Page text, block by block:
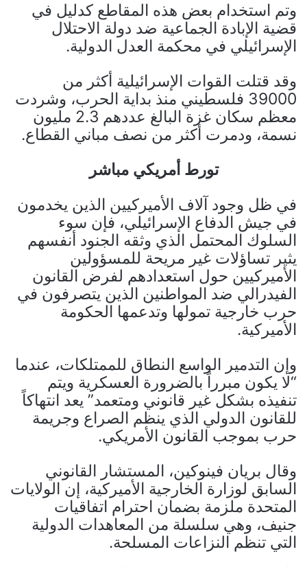
وتم استخدام بعض هذه المقاطع كدليل في
قضية الإبادة الجماعية ضد دولة الاحتلال
الإسرائيلي في محكمة العدل الدولية.
وقد قتلت القوات الإسرائيلية أكثر من
39000 فلسطيني منذ بداية الحرب، وشردت
معظم سكان غزة البالغ عددهم 2.3 مليون
نسمة، ودمرت أكثر من نصف مباني القطاع.
تورط أمريكي مباشر
في ظل وجود آلاف الأميركيين الذين يخدمون
في جيش الدفاع الإسرائيلي، فإن سوء
السلوك المحتمل الذي وثقه الجنود أنفسهم
يثير تساؤلات غير مريحة للمسؤولين
الأميركيين حول استعدادهم لفرض القانون
الفيدرالي ضد المواطنين الذين يتصرفون في
حرب خارجية تمولها وتدعمها الحكومة
الأميركية.
وإن التدمير الواسع النطاق للممتلكات، عندما
“لا يكون مبرراً بالضرورة العسكرية ويتم
تنفيذه بشكل غير قانوني ومتعمد” يعد انتهاكاً
للقانون الدولي الذي ينظم الصراع وجريمة
حرب بموجب القانون الأمريكي.
وقال بريان فينوكين، المستشار القانوني
السابق لوزارة الخارجية الأميركية، إن الولايات
المتحدة ملزمة بضمان احترام اتفاقيات
جنيف، وهي سلسلة من المعاهدات الدولية
التي تنظم النزاعات المسلحة.